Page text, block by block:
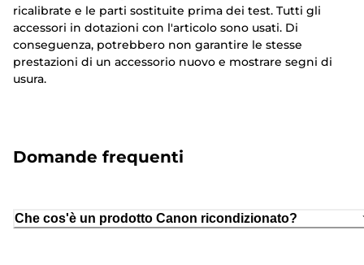
ricalibrate e le parti sostituite prima dei test. Tutti gli
accessori in dotazioni con l'articolo sono usati. Di
conseguenza, potrebbero non garantire le stesse
prestazioni di un accessorio nuovo e mostrare segni di
usura.
Domande frequenti
Che cos'è un prodotto Canon ricondizionato?